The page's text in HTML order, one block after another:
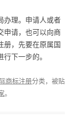
办理。申请人或者
申请，也可以向商
册，先要在原属国
下一步的。
商标注册分类，被贴
。